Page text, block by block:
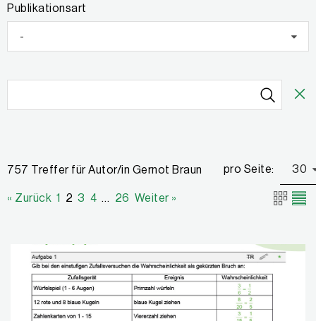
Publikationsart
-
757 Treffer für Autor/in Gernot Braun pro Seite: 30
« Zurück 1 2 3 4 … 26 Weiter »